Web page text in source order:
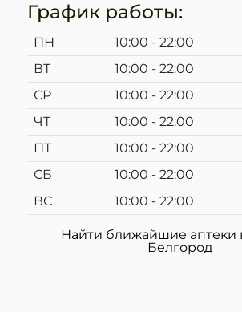
График работы:
ПН
10:00 - 22:00
ВТ
10:00 - 22:00
СР
10:00 - 22:00
ЧТ
10:00 - 22:00
ПТ
10:00 - 22:00
СБ
10:00 - 22:00
ВС
10:00 - 22:00
Найти ближайшие аптеки
Белгород